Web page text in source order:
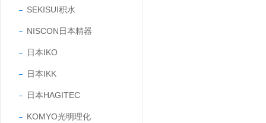
SEKISUI积水
NISCON日本精器
日本IKO
日本IKK
日本HAGITEC
KOMYO光明理化